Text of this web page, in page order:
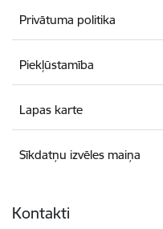
Privātuma politika
Piekļūstamība
Lapas karte
Sīkdatņu izvēles maiņa
Kontakti